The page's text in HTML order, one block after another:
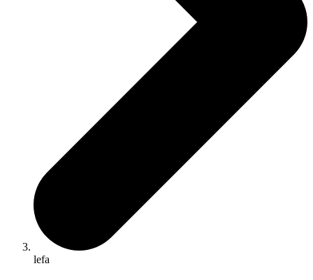
lefa